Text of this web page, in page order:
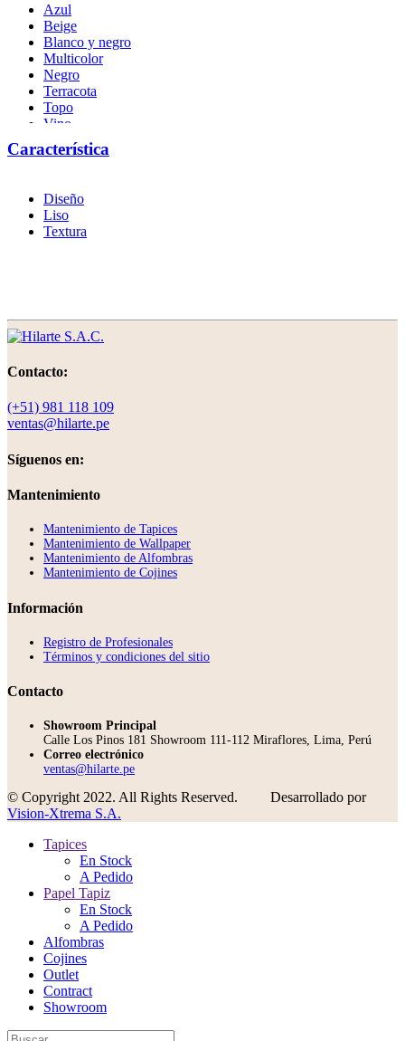
Azul
Beige
Blanco y negro
Multicolor
Negro
Terracota
Topo
Vino
Característica
Diseño
Liso
Textura
Contacto:
(+51) 981 118 109
ventas@hilarte.pe
Síguenos en:
Mantenimiento
Mantenimiento de Tapices
Mantenimiento de Wallpaper
Mantenimiento de Alfombras
Mantenimiento de Cojines
Información
Registro de Profesionales
Términos y condiciones del sitio
Contacto
Showroom Principal
Calle Los Pinos 181 Showroom 111-112 Miraflores, Lima, Perú
Correo electrónico
ventas@hilarte.pe
© Copyright 2022. All Rights Reserved.
Desarrollado por
Vision-Xtrema S.A.
Tapices
En Stock
A Pedido
Papel Tapiz
En Stock
A Pedido
Alfombras
Cojines
Outlet
Contract
Showroom